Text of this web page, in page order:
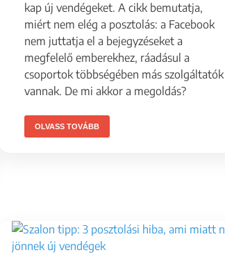
kap új vendégeket. A cikk bemutatja,
miért nem elég a posztolás: a Facebook
nem juttatja el a bejegyzéseket a
megfelelő emberekhez, ráadásul a
csoportok többségében más szolgáltatók
vannak. De mi akkor a megoldás?
OLVASS TOVÁBB